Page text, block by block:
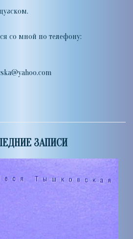
со мной по телефону:
ЗАПИСИ